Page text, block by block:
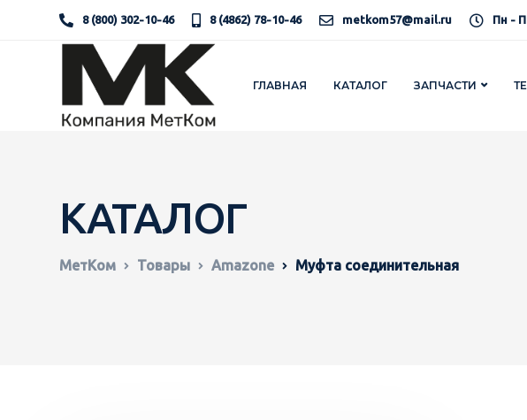
8 (800) 302-10-46 8 (4862) 78-10-46 metkom57@mail.ru Пн -
ГЛАВНАЯ КАТАЛОГ ЗАПЧАСТИ
КАТАЛОГ
МетКом Товары Amazone Муфта соединительная